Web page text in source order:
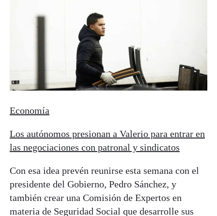
Economía
Los autónomos presionan a Valerio para entrar en
las negociaciones con patronal y sindicatos
Con esa idea prevén reunirse esta semana con el
presidente del Gobierno, Pedro Sánchez, y
también crear una Comisión de Expertos en
materia de Seguridad Social que desarrolle sus